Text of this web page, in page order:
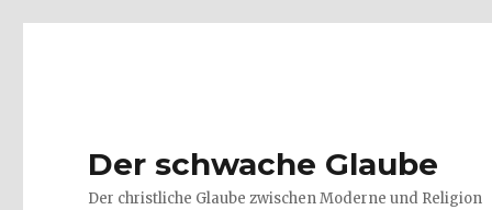
Der schwache Glaube
Der christliche Glaube zwischen Moderne und Religion